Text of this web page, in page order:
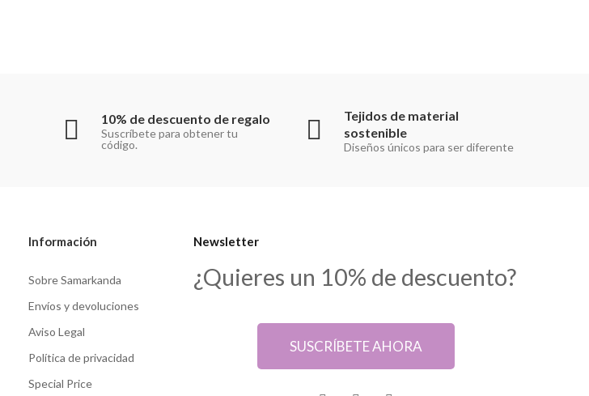
10% de descuento de regalo
Suscríbete para obtener tu
código.
Tejidos de material
sostenible
Diseños únicos para ser diferente
Información
Sobre Samarkanda
Envíos y devoluciones
Aviso Legal
Política de privacidad
Special Price
Newsletter
¿Quieres un 10% de descuento?
SUSCRÍBETE AHORA